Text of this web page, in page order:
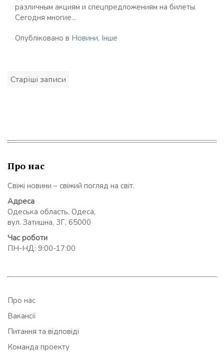
различным акциям и спецпредложениям на билеты.
Сегодня многие...
Опубліковано в Новини, Інше
Навігація
Старіші записи
Про нас
Свіжі новини – свіжий погляд на світ.
Адреса
Одеська область, Одеса,
вул. Затишна, 3Г, 65000
Час роботи
ПН-НД: 9:00-17:00
Про нас
Вакансії
Питання та відповіді
Команда проекту